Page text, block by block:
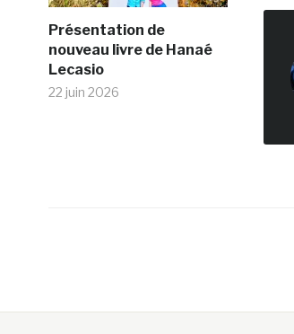
Présentation de
nouveau livre de Hanaé
Lecasio
22 juin 2026